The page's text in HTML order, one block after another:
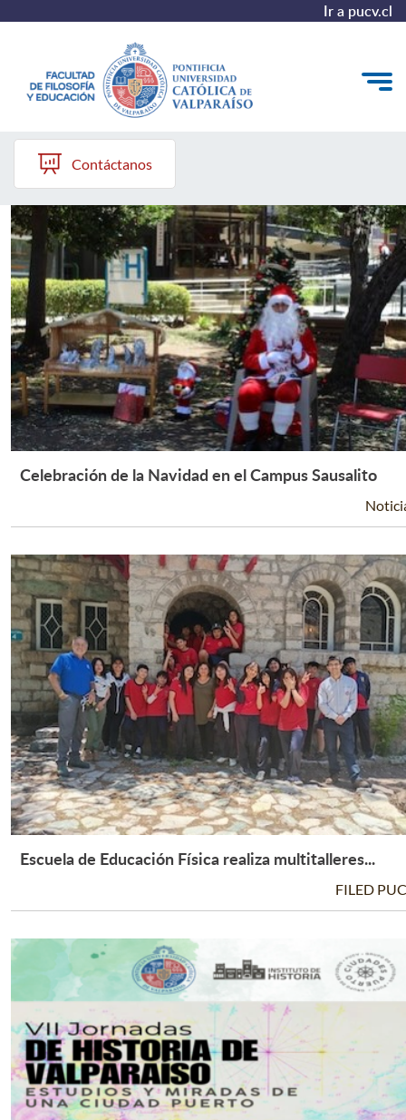
Ir a pucv.cl
Quiénes somos
Líneas de trabajo 2025-2028
Historia
Proyecto Conocimientos 2030
Reportes
Contáctanos
FILED PUCV
Leer Más +
Celebración de la Navidad en el Campus Sausalito
Leer Más +
Escuela de Educación Física realiza multitalleres...
FILED